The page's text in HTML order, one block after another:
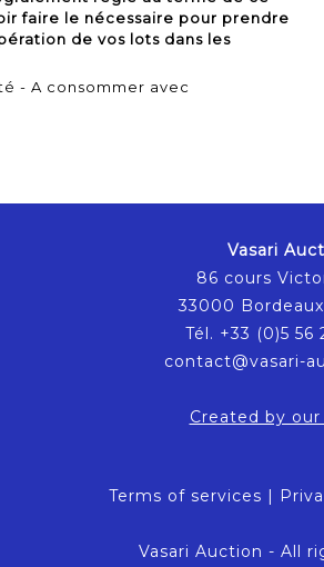
faire le nécessaire pour prendre
de vos lots dans les
- A consommer avec
Vasari
86 cours
33000
Tél. +33 (0)5 56
contact@vasari-
Created by
Terms of services |
Vasari Auction - All